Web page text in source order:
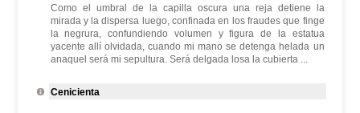
Como el umbral de la capilla oscura una reja detiene la
mirada y la dispersa luego, confinada en los fraudes que finge
la negrura, confundiendo volumen y figura de la estatua
yacente allí olvidada, cuando mi mano se detenga helada un
anaquel será mi sepultura. Será delgada losa la cubierta ...
Cenicienta